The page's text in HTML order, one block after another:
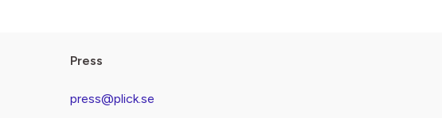
Press
press@plick.se